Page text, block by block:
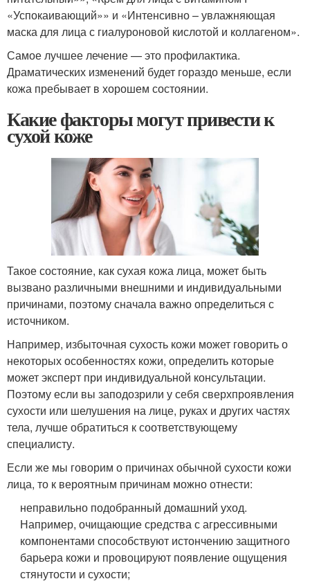
«Успокаивающий»» и «Интенсивно – увлажняющая
маска для лица с гиалуроновой кислотой и коллагеном».
Самое лучшее лечение — это профилактика.
Драматических изменений будет гораздо меньше, если
кожа пребывает в хорошем состоянии.
Какие факторы могут привести к
сухой коже
Такое состояние, как сухая кожа лица, может быть
вызвано различными внешними и индивидуальными
причинами, поэтому сначала важно определиться с
источником.
Например, избыточная сухость кожи может говорить о
некоторых особенностях кожи, определить которые
может эксперт при индивидуальной консультации.
Поэтому если вы заподозрили у себя сверхпроявления
сухости или шелушения на лице, руках и других частях
тела, лучше обратиться к соответствующему
специалисту.
Если же мы говорим о причинах обычной сухости кожи
лица, то к вероятным причинам можно отнести:
неправильно подобранный домашний уход.
Например, очищающие средства с агрессивными
компонентами способствуют истончению защитного
барьера кожи и провоцируют появление ощущения
стянутости и сухости;